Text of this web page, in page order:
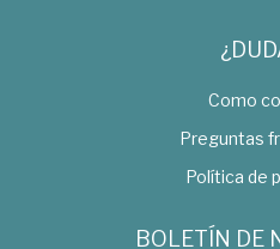
Como
Preguntas
Política de
BOLETÍN DE